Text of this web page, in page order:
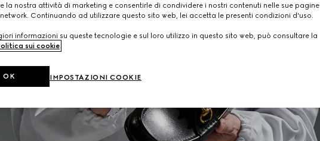
la nostra attività di marketing e consentirle di condividere i nostri contenuti nelle sue pagine
Continuando ad utilizzare questo sito web, lei accetta le presenti condizioni d'uso.
informazioni su queste tecnologie e sul loro utilizzo in questo sito web, può consultare la
sui cookie.
IMPOSTAZIONI COOKIE
OK